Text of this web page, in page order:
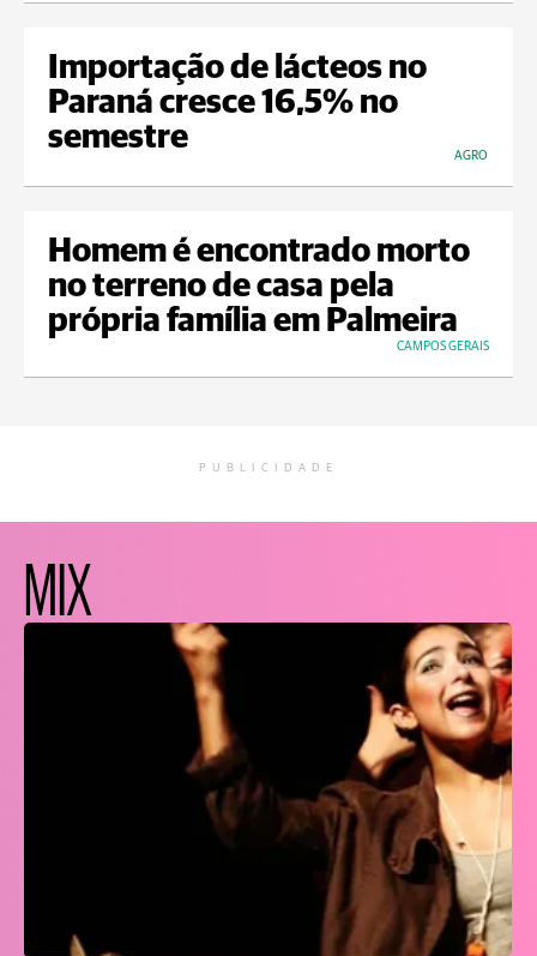
Importação de lácteos no
Paraná cresce 16,5% no
semestre
AGRO
Homem é encontrado morto
no terreno de casa pela
própria família em Palmeira
CAMPOS GERAIS
PUBLICIDADE
MIX